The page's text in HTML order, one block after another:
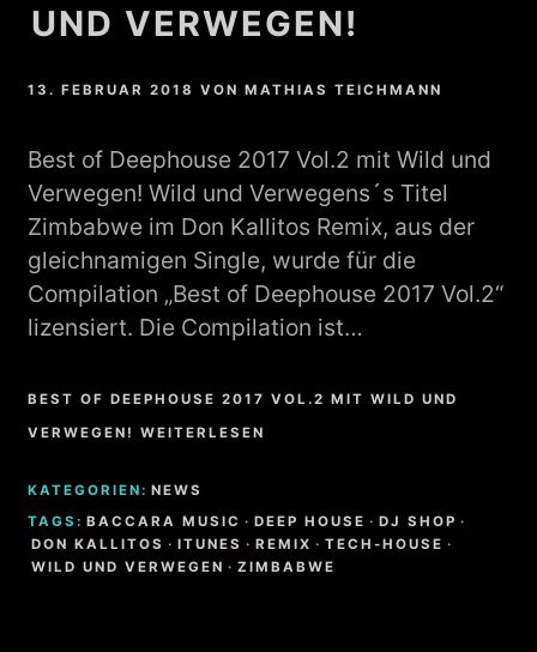
UND VERWEGEN!
13. FEBRUAR 2018 VONMATHIAS TEICHMANN
Best of Deephouse 2017 Vol.2 mit Wild und
Verwegen! Wild und Verwegens´s Titel
Zimbabwe im Don Kallitos Remix, aus der
gleichnamigen Single, wurde für die
Compilation „Best of Deephouse 2017 Vol.2“
lizensiert. Die Compilation ist…
BEST OF DEEPHOUSE 2017 VOL.2 MIT WILD UND
VERWEGEN! WEITERLESEN
KATEGORIEN: NEWS
TAGS: BACCARA MUSIC · DEEP HOUSE · DJ SHOP ·
DON KALLITOS · ITUNES · REMIX · TECH-HOUSE ·
WILD UND VERWEGEN · ZIMBABWE